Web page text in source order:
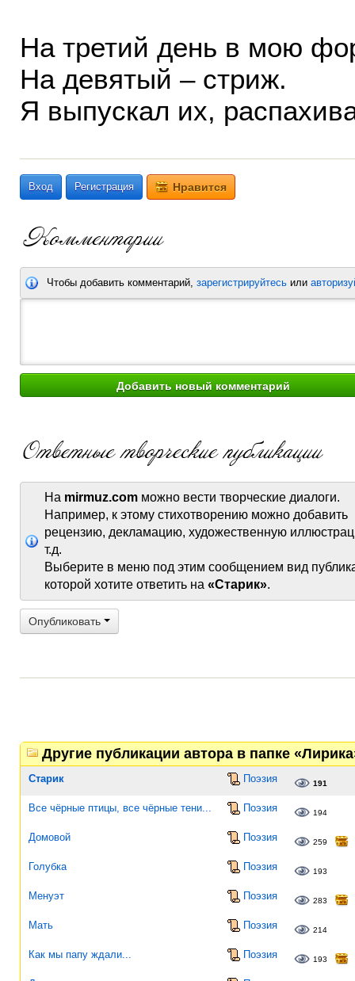
На третий день в мою
На девятый – стриж.
Я выпускал их,
Вход Регистрация Нравится
Чтобы добавить комментарий, зарегистрируйтесь или
На mirmuz.com можно вести творческие диалоги.
Например, к этому стихотворению можно добавить
рецензию, декламацию, художественную
т.д.
Выберите в меню под этим сообщением вид
которой хотите ответить на «Старик».
Опубликовать
Другие публикации автора в папке
Старик Поэзия 191
Все чёрные птицы, все чёрные тени... Поэзия 194
Домовой Поэзия 259
Голубка Поэзия 193
Менуэт Поэзия 283
Мать Поэзия 214
Как мы папу ждали... Поэзия 193